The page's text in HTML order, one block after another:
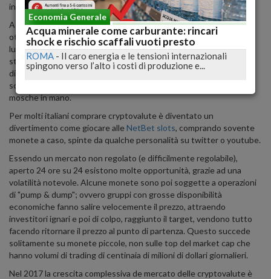
interessanti, e tante truffe.
A volte basta creare un bel sito e una bella presentazione per
ottenere milioni di dollari dagli investitori, senza mai portare alla
luce un prodotto.. La stessa cosa è successa 20 anni fa con le
start-tup legate ad Internet; alcune si sono sviluppate e son
diventati dei colossi (come Amazon e Google), la maggior parte
sono sparite dal mercato lasciando gli investitori con un pugno di
mosche in mano.
Per molti italiani comprare cryptovalute è diventato un
divertimento come giocare alle NetBet slots, comprando sovente
monete a caso, spinte da qualche personalità su twitter o youtube.
Essendo un mercato non regolato (e difficilmente regolabile),
aperto 24 ore su 24 esistono molte opportunità, grazie ad una
volatilità notevole. Alcune monete sono poi soggette a operazioni
di "pump & dump"; ovvero gruppi con grosse disponibilità
economiche fanno salire velocemente il prezzo, attraendo
investitori ignari e poi di colpo, raggiunto il target, vendono tutto
facendo ritornare il prezzo al punto di partenza. Questo succede
solitamente su monete piccole, non sulle top del market cap che
hanno volumi di trading di centinaia di milioni di dollari giornalieri.
Nel 2017 la crescita complessiva de mercato delle cryptovalute è
Economia Generale
Acqua minerale come carburante: rincari
shock e rischio scaffali vuoti presto
ROMA - Il caro energia e le tensioni internazionali
spingono verso l’alto i costi di produzione e...